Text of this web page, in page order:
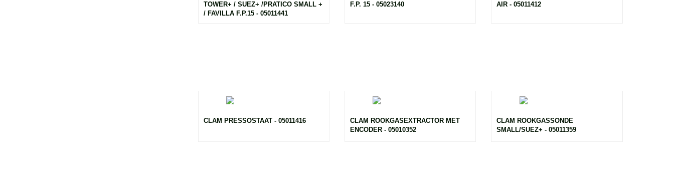
TOWER+ / SUEZ+ /PRATICO SMALL +
/ FAVILLA F.P.15 - 05011441
F.P. 15 - 05023140
AIR - 05011412
CLAM PRESSOSTAAT - 05011416
CLAM ROOKGASEXTRACTOR MET
ENCODER - 05010352
CLAM ROOKGASSONDE
SMALL/SUEZ+ - 05011359